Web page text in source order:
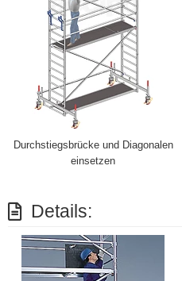
Durchstiegsbrücke und Diagonalen
einsetzen
Details: